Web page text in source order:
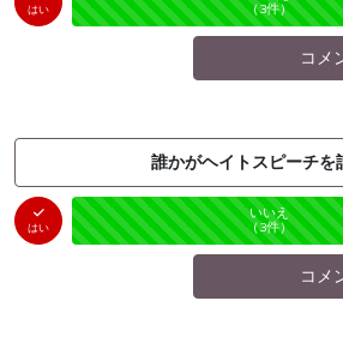
はい
（0件）
（3件）
コメ
誰かがヘイトスピーチを
はい
はい
（0件）
未投票
いいえ
（3件）
コメ